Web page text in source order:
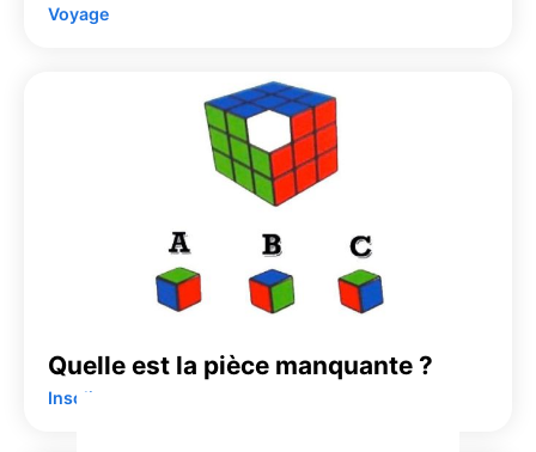
Voyage
Quelle est la pièce manquante ?
Insolite